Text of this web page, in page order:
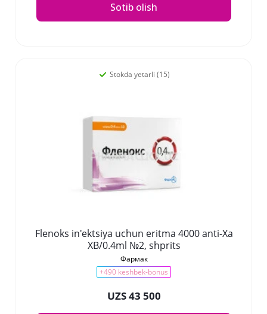
Sotib olish
Stokda yetarli (15)
Flenoks in'ektsiya uchun eritma 4000 anti-Xa
XB/0.4ml №2, shprits
Фармак
+490 keshbek-bonus
UZS 43 500